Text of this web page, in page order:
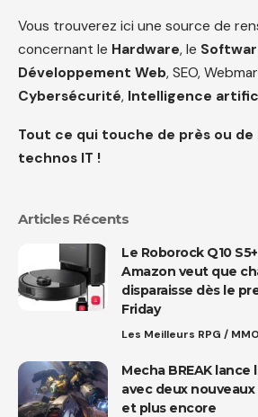
Vous trouverez ici une source de
concernant le Hardware, le
Développement Web, SEO,
Cybersécurité, Intelligence
Tout ce qui touche de près ou de
technos IT !
Articles Récents
Le Roborock Q10
Amazon veut que
disparaisse dès le
Friday
Les Meilleurs RPG /
Mecha BREAK
avec deux
et plus encore